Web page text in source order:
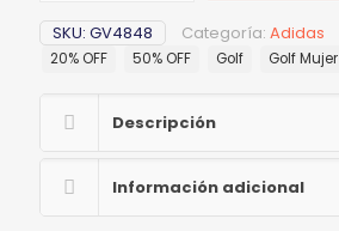
SKU: GV4848 Categoría: Adidas
20% OFF 50% OFF Golf Golf Mujer
Descripción
Información adicional